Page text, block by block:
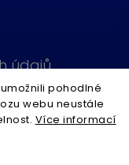
pohodlné
webu neustále
Více informací
údajů
práva vyhrazena.